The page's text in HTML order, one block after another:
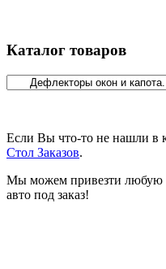
Каталог товаров
Если Вы что-то не нашли в
Стол Заказов.
Мы можем привезти любую
авто под заказ!